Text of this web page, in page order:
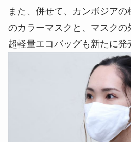
また、併せて、カンボジア
のカラーマスクと、マスク
超軽量エコバッグも新たに発